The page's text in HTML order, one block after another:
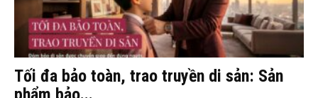
Tối đa bảo toàn, trao truyền di sản: Sản